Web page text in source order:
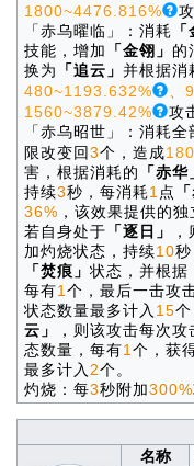
1800~4476.816%
「赤乌曜临」：消耗
技能，增加 「金翎」 的
换为 「追云」 并根据消
480~1193.632%
1560~3879.42%
攻
「赤乌昭世」：消耗全
限改变回3个，造成
害，根据消耗的 「赤华
持续3秒，每消耗1 点
36% ，该效果提供的
若自身处于 「逐日」
加灼烧状态，持续10
「焚痕」 状态，并根据
每有1 个，最后一击攻
状态数量最多计入 15
云」
，则该攻击每次攻
态数量，每有1 个，获
最多计入 2个。
灼烧：每3秒附加300%
名称